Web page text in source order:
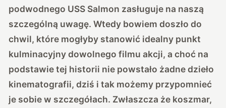
podwodnego USS Salmon zasługuje na naszą
szczególną uwagę. Wtedy bowiem doszło do
chwil, które mogłyby stanowić idealny punkt
kulminacyjny dowolnego filmu akcji, a choć na
podstawie tej historii nie powstało żadne dzieło
kinematografii, dziś i tak możemy przypomnieć
je sobie w szczegółach. Zwłaszcza że koszmar,